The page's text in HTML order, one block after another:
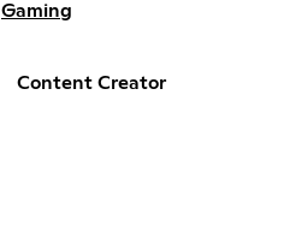
Gaming
Content Creator